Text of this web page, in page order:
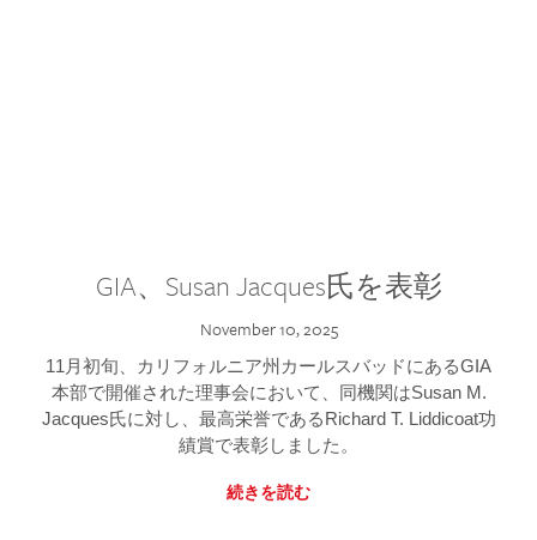
GIA、Susan Jacques氏を表彰
November 10, 2025
11月初旬、カリフォルニア州カールスバッドにあるGIA
本部で開催された理事会において、同機関はSusan M.
Jacques氏に対し、最高栄誉であるRichard T. Liddicoat功
績賞で表彰しました。
続きを読む